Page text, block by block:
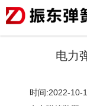
电力
时间:2022-10-